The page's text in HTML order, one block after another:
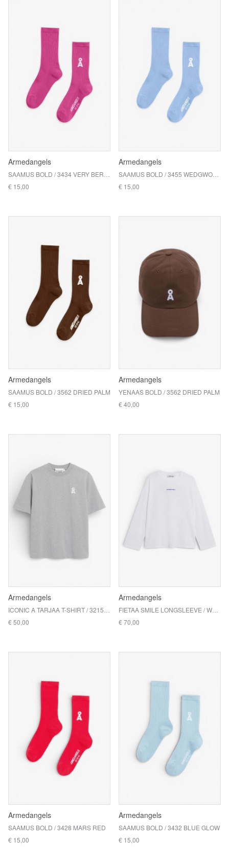
Armedangels
€ 15,00
Armedangels
€ 15,00
Armedangels
SAAMUS BOLD / 3562 DRIED PALM
€ 15,00
Armedangels
YENAAS BOLD / 3562 DRIED PALM
€ 40,00
Armedangels
€ 50,00
Armedangels
€ 70,00
Armedangels
SAAMUS BOLD / 3428 MARS RED
€ 15,00
Armedangels
SAAMUS BOLD / 3432 BLUE GLOW
€ 15,00